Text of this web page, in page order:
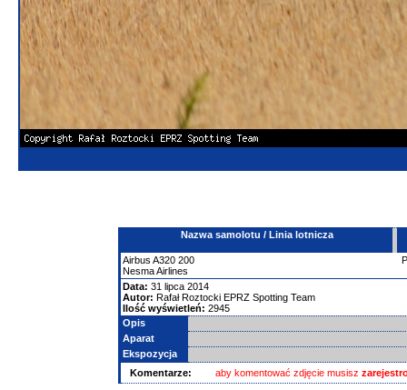
Nazwa samolotu / Linia lotnicza
Airbus A320 200
Nesma Airlines
Data: 31 lipca 2014
Autor: Rafał Roztocki EPRZ Spotting Team
Ilość wyświetleń: 2945
Opis
Aparat
Ekspozycja
Komentarze:
aby komentować zdjęcie musisz